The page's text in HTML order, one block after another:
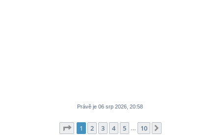
Právě je 06 srp 2026, 20:58
Stránka z 10
1 2 3 4 5 10